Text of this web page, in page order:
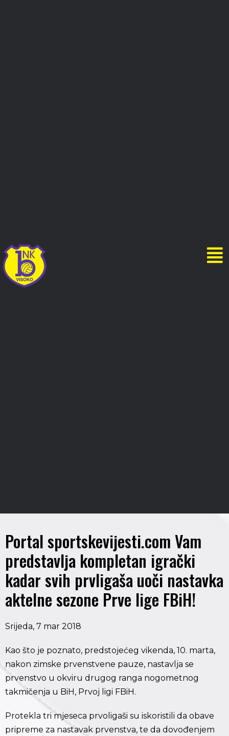
Portal sportskevijesti.com Vam
predstavlja kompletan igrački
kadar svih prvligaša uoči nastavka
aktelne sezone Prve lige FBiH!
Srijeda, 7 mar 2018
Kao što je poznato, predstojećeg vikenda, 10. marta,
nakon zimske prvenstvene pauze, nastavlja se
prvenstvo u okviru drugog ranga nogometnog
takmičenja u BiH, Prvoj ligi FBiH.
Protekla tri mjeseca prvoligaši su iskoristili da obave
pripreme za nastavak prvenstva, te da dovođenjem